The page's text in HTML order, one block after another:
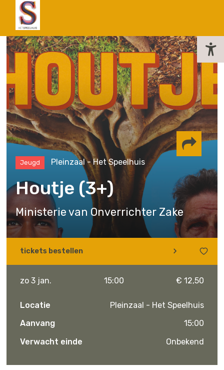
actueel
Jeugd Pleinzaal - Het Speelhuis
Houtje (3+)
Ministerie van Onverrichter Zake
Delen via
Facebook Whatsapp Instagram
tickets bestellen
zo 3 jan. 15:00 € 12,50
Locatie
Pleinzaal - Het Speelhuis
Aanvang
15:00
Verwacht einde
Onbekend